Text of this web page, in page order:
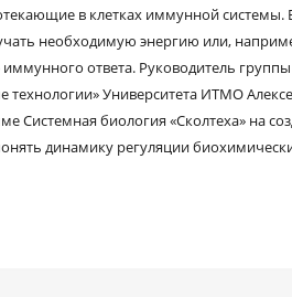
в клетках иммунной системы.
необходимую энергию или,
иммунного ответа. Руководитель
Университета ИТМО
Системная биология «Сколтеха» на
динамику регуляции